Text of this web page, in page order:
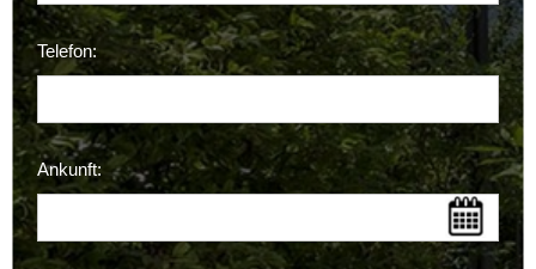
Telefon:
Ankunft: